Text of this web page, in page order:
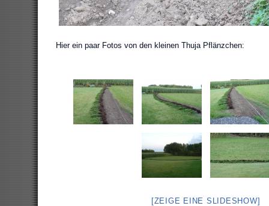
Hier ein paar Fotos von den kleinen Thuja Pflänzchen:
[ZEIGE EINE SLIDESHOW]